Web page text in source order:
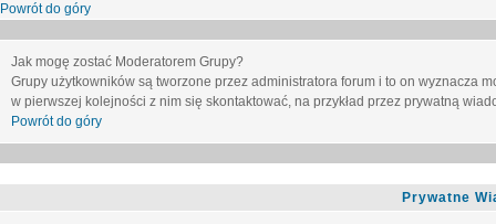
Powrót do góry
Jak mogę zostać Moderatorem Grupy?
Grupy użytkowników są tworzone przez administratora forum i to on wyznacza
w pierwszej kolejności z nim się skontaktować, na przykład przez prywatną
Powrót do góry
Prywatne